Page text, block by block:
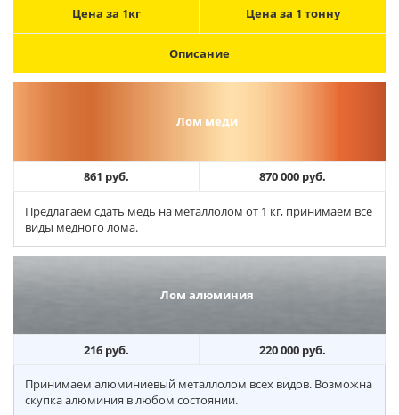
Цена за 1кг Цена за 1 тонну
Описание
Лом меди
861 руб. 870 000 руб.
Предлагаем сдать медь на металлолом от 1 кг, принимаем все
виды медного лома.
Лом алюминия
216 руб. 220 000 руб.
Принимаем алюминиевый металлолом всех видов. Возможна
скупка алюминия в любом состоянии.